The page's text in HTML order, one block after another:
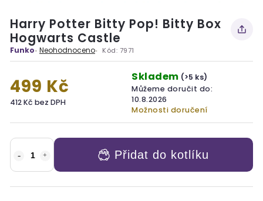
Harry Potter Bitty Pop! Bitty Box
Hogwarts Castle
Funko Neohodnoceno Kód: 7971
499 Kč
412 Kč bez DPH
Skladem (>5 ks)
Můžeme doručit do:
10.8.2026
Možnosti doručení
Přidat do kotlíku